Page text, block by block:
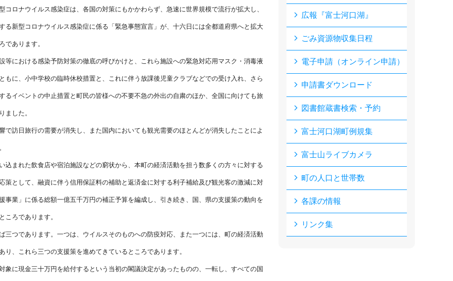
ロナウイルス感染症は、各国の対策にもかかわらず、急速に世界規模で流行が拡大し、
新型コロナウイルス感染症に係る「緊急事態宣言」が、十六日には全都道府県へと拡大
であります。
における感染予防対策の徹底の呼びかけと、これら施設への緊急対応用マスク・消毒液
に、小中学校の臨時休校措置と、これに伴う放課後児童クラブなどでの受け入れ、さら
るイベントの中止措置と町民の皆様への不要不急の外出の自粛のほか、全国に向けても旅
ました。
訪日旅行の需要が消失し、また国内においても観光需要のほとんどが消失したことによ
まれた飲食店や宿泊施設などの窮状から、本町の経済活動を担う数多くの方々に対する
として、融資に伴う信用保証料の補助と返済金に対する利子補給及び観光客の激減に対
事業」に係る総額一億五千万円の補正予算を編成し、引き続き、国、県の支援策の動向を
ころであります。
つであります。一つは、ウイルスそのものへの防疫対応、また一つには、町の経済活動
、これら三つの支援策を進めてきているところであります。
に現金三十万円を給付するという当初の閣議決定があったものの、一転し、すべての国
広報『富士河口湖』
ごみ資源物収集日程
電子申請（オンライン申請）
申請書ダウンロード
図書館蔵書検索・予約
富士河口湖町例規集
富士山ライブカメラ
町の人口と世帯数
各課の情報
リンク集